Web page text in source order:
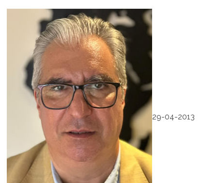
29-04-2013